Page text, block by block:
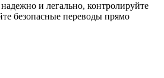
и легально, контролируйте
безопасные переводы прямо